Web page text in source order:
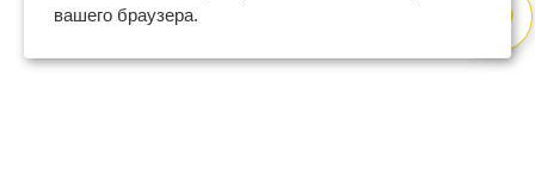
вашего браузера.